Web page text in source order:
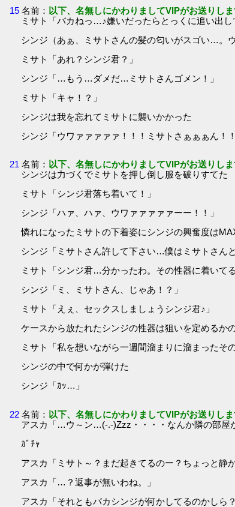
15 名前： 以下、名無しにかわりましてVIPがお送りし
ミサト「バカねっ…♪嫌いだったらとっくに追い出し
シンジ（あぁ、ミサトさんの髪の匂いがスゴい…。
ミサト「あれ？シンジ君？」
シンジ「…もう…ダメだ…ミサトさんゴメン！」
ミサト「キャ！？」
シンジは我を忘れてミサトに襲いかかった
シンジ「ウワァァァァァ！！！ミサトさぁぁぁん！！
21 名前： 以下、名無しにかわりましてVIPがお送りし
シンジは力づくでミサトを押し倒し服を破りすてた
ミサト「シンジ君落ち着いて！」
シンジ「ハァ、ハァ、ウワァァァァァーー！！」
憐れになったミサトの下着姿にシンジの興奮度は
シンジ「ミサトさん許して下さい…僕はミサトさん
ミサト「シンジ君…分かったわ。その性器に着いて
シンジ「ミ、ミサトさん、じゃあ！？」
ミサト「えぇ、セックスしましょうシンジ君♪」
ケースから放たれたシンジの性器は狙いを定める
ミサト「私を想いながら一週間溜まりに溜まったそ
シンジの中で何かが弾けた
シンジ「ｶｯ…」
22 名前： 以下、名無しにかわりましてVIPがお送りし
アスカ「…ウ～ン…(-.-)Zzz・・・・なんか隣の部屋
ｶﾞﾁｬ
アスカ「ミサト～？まだ起きてるのー？ちょっと静
アスカ「…？返事が無いわね。」
アスカ「それともバカシンジが何かしてるのかしら？